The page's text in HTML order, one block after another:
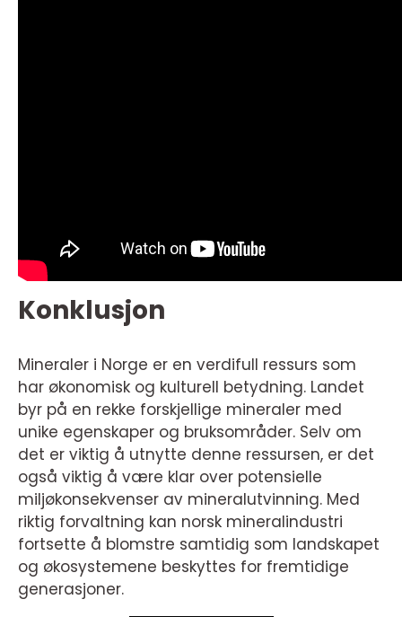
Konklusjon
Mineraler i Norge er en verdifull ressurs som
har økonomisk og kulturell betydning. Landet
byr på en rekke forskjellige mineraler med
unike egenskaper og bruksområder. Selv om
det er viktig å utnytte denne ressursen, er det
også viktig å være klar over potensielle
miljøkonsekvenser av mineralutvinning. Med
riktig forvaltning kan norsk mineralindustri
fortsette å blomstre samtidig som landskapet
og økosystemene beskyttes for fremtidige
generasjoner.